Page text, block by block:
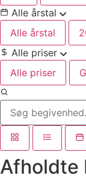
Alle årstal
Alle årstal
Alle priser
Alle priser
Afholdte